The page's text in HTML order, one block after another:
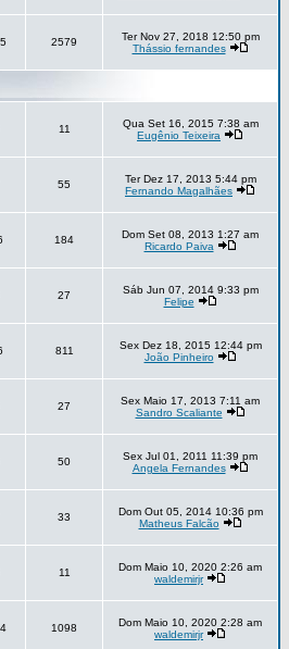
2579
Ter Nov 27, 2018 12:50 pm
Thássio fernandes
11
Qua Set 16, 2015 7:38 am
Eugênio Teixeira
55
Ter Dez 17, 2013 5:44 pm
Fernando Magalhães
184
Dom Set 08, 2013 1:27 am
Ricardo Paiva
27
Sáb Jun 07, 2014 9:33 pm
Felipe
811
Sex Dez 18, 2015 12:44 pm
João Pinheiro
27
Sex Maio 17, 2013 7:11 am
Sandro Scaliante
50
Sex Jul 01, 2011 11:39 pm
Angela Fernandes
33
Dom Out 05, 2014 10:36 pm
Matheus Falcão
11
Dom Maio 10, 2020 2:26 am
waldemirjr
1098
Dom Maio 10, 2020 2:28 am
waldemirjr